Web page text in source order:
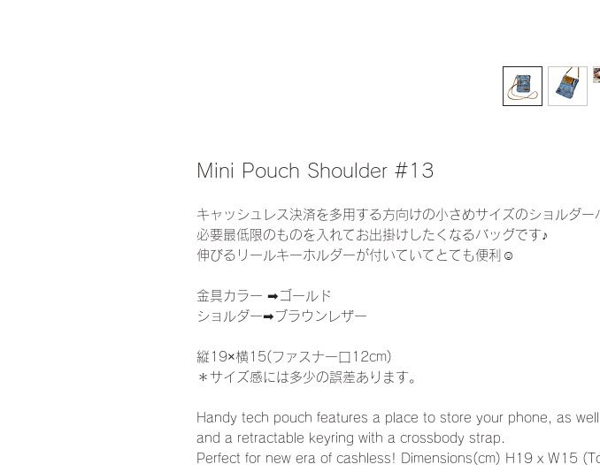
Mini Pouch Shoulder #13
キャッシュレス決済を多用する方向けの小さめサイズのショルダー
必要最低限のものを入れてお出掛けしたくなるバッグです♪
伸びるリールキーホルダーが付いていてとても便利☺︎
金具カラー ➡︎ゴールド
ショルダー➡︎ブラウンレザー
縦19×横15(ファスナー口12cm)
＊サイズ感には多少の誤差あります。
Handy tech pouch features a place to store your phone, as
and a retractable keyring with a crossbody strap.
Perfect for new era of cashless! Dimensions(cm) H19 x W15